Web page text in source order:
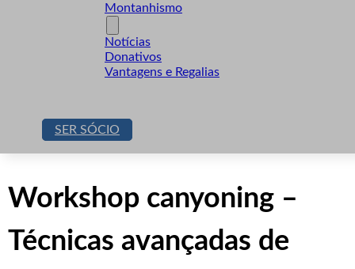
Montanhismo
Notícias
Donativos
Vantagens e Regalias
SER SÓCIO
Workshop canyoning –
Técnicas avançadas de